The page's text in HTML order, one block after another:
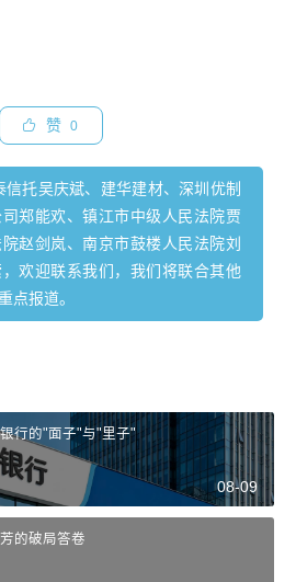
赞 0
托吴庆斌、建华建材、深圳优制
郑能欢、镇江市中级人民法院贾
赵剑岚、南京市鼓楼人民法院刘
欢迎联系我们，我们将联合其他
点报道。
行的"面子"与"里子"
08-09
的破局答卷